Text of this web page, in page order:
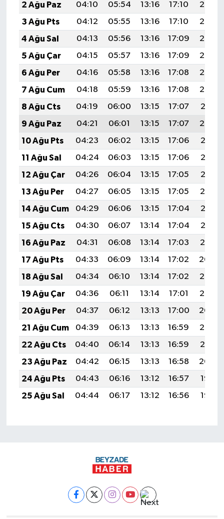
2 Ağu Paz
04:10 05:54 13:16 17:10
20:28
3 Ağu Pts
04:12 05:55 13:16 17:10
20:27
4 Ağu Sal
04:13 05:56 13:16 17:09
20:26
5 Ağu Çar
04:15 05:57 13:16 17:09
20:24
6 Ağu Per
04:16 05:58 13:16 17:08
20:23
7 Ağu Cum
04:18 05:59 13:16 17:08
20:22
8 Ağu Cts
04:19 06:00 13:15 17:07
20:21
9 Ağu Paz
04:21 06:01 13:15 17:07
20:20
10 Ağu Pts
04:23 06:02 13:15 17:06
20:18
11 Ağu Sal
04:24 06:03 13:15 17:06
20:17
12 Ağu Çar
04:26 06:04 13:15 17:05
20:16
13 Ağu Per
04:27 06:05 13:15 17:05
20:14
14 Ağu Cum
04:29 06:06 13:15 17:04
20:13
15 Ağu Cts
04:30 06:07 13:14 17:04
20:12
16 Ağu Paz
04:31 06:08 13:14 17:03
20:10
17 Ağu Pts
04:33 06:09 13:14 17:02
20:09
18 Ağu Sal
04:34 06:10 13:14 17:02
20:07
19 Ağu Çar
04:36 06:11 13:14 17:01
20:06
20 Ağu Per
04:37 06:12 13:13 17:00
20:04
21 Ağu Cum
04:39 06:13 13:13 16:59
20:03
22 Ağu Cts
04:40 06:14 13:13 16:59
20:01
23 Ağu Paz
04:42 06:15 13:13 16:58
20:00
24 Ağu Pts
04:43 06:16 13:12 16:57
19:58
25 Ağu Sal
04:44 06:17 13:12 16:56 19:57